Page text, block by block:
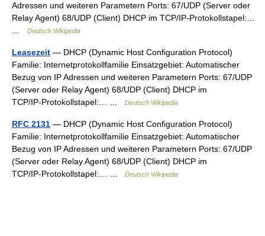
Adressen und weiteren Parametern Ports: 67/UDP (Server oder
Relay Agent) 68/UDP (Client) DHCP im TCP/IP‑Protokollstapel:…
Deutsch Wikipedia
Leasezeit — DHCP (Dynamic Host Configuration Protocol)
Familie: Internetprotokollfamilie Einsatzgebiet: Automatischer
Bezug von IP Adressen und weiteren Parametern Ports: 67/UDP
(Server oder Relay Agent) 68/UDP (Client) DHCP im
TCP/IP‑Protokollstapel:… …
Deutsch Wikipedia
RFC 2131 — DHCP (Dynamic Host Configuration Protocol)
Familie: Internetprotokollfamilie Einsatzgebiet: Automatischer
Bezug von IP Adressen und weiteren Parametern Ports: 67/UDP
(Server oder Relay Agent) 68/UDP (Client) DHCP im
TCP/IP‑Protokollstapel:… …
Deutsch Wikipedia